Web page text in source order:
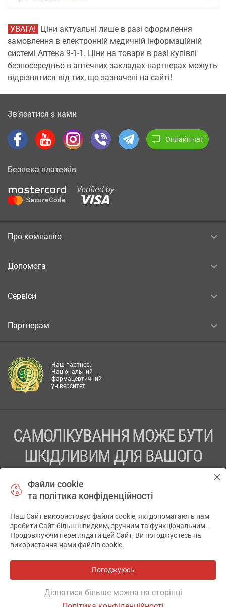
УВАГА! Ціни актуальні лише в разі оформлення
замовлення в електронній медичній інформаційній
системі Аптека 9-1-1. Ціни на товари в разі купівлі
безпосередньо в аптечних закладах-партнерах можуть
відрізнятися від тих, що зазначені на сайті!
Зв’язатися з нами
Онлайн чат
Безпека платежів
Про компанію
Допомога
Сервіси
Партнерам
Наш партнер:
Національний
фармацевтичний
університет
САМОЛІКУВАННЯ МОЖЕ БУТИ
ШКІДЛИВИМ ДЛЯ ВАШОГО
ПЕРЕД ЗАСТОСУВАННЯМ ПРЕПАРАТУ ПРОКОНСУЛЬТУЙТЕСЬ
ТОВ «АПТЕКА 911.ЮА» Код ЄДРПОУ 43631965.
Відмова від відповідальності
© 2014-2026. Медична інформаційна система АПТЕКА911.ЮА
Файли cookie
та політика конфіденційності
Наш Сайт використовує файли cookie, які допомагають нам
зробити Сайт більш швидким, зручним та функціональним.
Продовжуючи переглядати цей Сайт, Ви погоджуєтесь на
використання нами файлів cookie.
Погоджуюсь
Дізнатися більше можна на сторінці
✕